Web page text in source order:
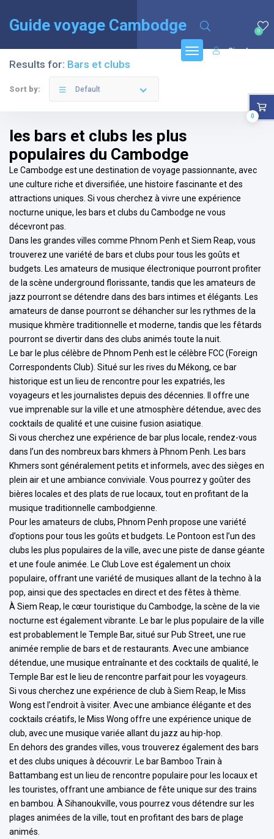
Guide voyage Cambodge 0
Sign In
Results for: Bars et clubs
Sort by: Default
les bars et clubs les plus
populaires du Cambodge
Le Cambodge est une destination de voyage passionnante, avec
une culture riche et diversifiée, une histoire fascinante et des
attractions uniques. Si vous cherchez à vivre une expérience
nocturne unique, les bars et clubs du Cambodge ne vous
décevront pas.
Dans les grandes villes comme Phnom Penh et Siem Reap, vous
trouverez une variété de bars et clubs pour tous les goûts et
budgets. Les amateurs de musique électronique pourront profiter
de la scène underground florissante, tandis que les amateurs de
jazz pourront se détendre dans des bars intimes et élégants. Les
amateurs de danse pourront se déhancher sur les rythmes de la
musique khmère traditionnelle et moderne, tandis que les fêtards
pourront se divertir dans des clubs animés toute la nuit.
Le bar le plus célèbre de Phnom Penh est le célèbre FCC (Foreign
Correspondents Club). Situé sur les rives du Mékong, ce bar
historique est un lieu de rencontre pour les expatriés, les
voyageurs et les journalistes depuis des décennies. Il offre une
vue imprenable sur la ville et une atmosphère détendue, avec des
cocktails de qualité et une cuisine fusion asiatique.
Si vous cherchez une expérience de bar plus locale, rendez-vous
dans l’un des nombreux bars khmers à Phnom Penh. Les bars
Khmers sont généralement petits et informels, avec des sièges en
plein air et une ambiance conviviale. Vous pourrez y goûter des
bières locales et des plats de rue locaux, tout en profitant de la
musique traditionnelle cambodgienne.
Pour les amateurs de clubs, Phnom Penh propose une variété
d’options pour tous les goûts et budgets. Le Pontoon est l’un des
clubs les plus populaires de la ville, avec une piste de danse géante
et une foule animée. Le Club Love est également un choix
populaire, offrant une variété de musiques allant de la techno à la
pop, ainsi que des spectacles en direct et des fêtes à thème.
À Siem Reap, le cœur touristique du Cambodge, la scène de la vie
nocturne est également vibrante. Le bar le plus populaire de la ville
est probablement le Temple Bar, situé sur Pub Street, une rue
animée remplie de bars et de restaurants. Avec une ambiance
détendue, une musique entraînante et des cocktails de qualité, le
Temple Bar est le lieu de rencontre parfait pour les voyageurs.
Si vous cherchez une expérience de club à Siem Reap, le Miss
Wong est l’endroit à visiter. Avec une ambiance élégante et des
cocktails créatifs, le Miss Wong offre une expérience unique de
club, avec une musique variée allant du jazz au hip-hop.
En dehors des grandes villes, vous trouverez également des bars
et des clubs uniques à découvrir. Le bar Bamboo Train à
Battambang est un lieu de rencontre populaire pour les locaux et
les touristes, offrant une ambiance de fête unique sur des trains
en bambou. À Sihanoukville, vous pourrez vous détendre sur les
plages animées de la ville, tout en profitant des bars de plage
animés.
0